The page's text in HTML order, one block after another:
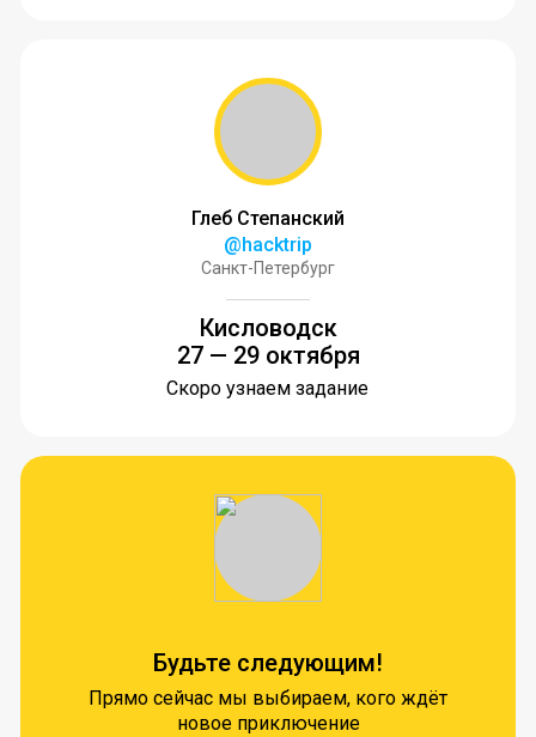
Глеб Степанский
@hacktrip
Санкт-Петербург
Кисловодск
27 — 29 октября
Скоро узнаем задание
Будьте следующим!
Прямо сейчас мы выбираем, кого ждёт
новое приключение